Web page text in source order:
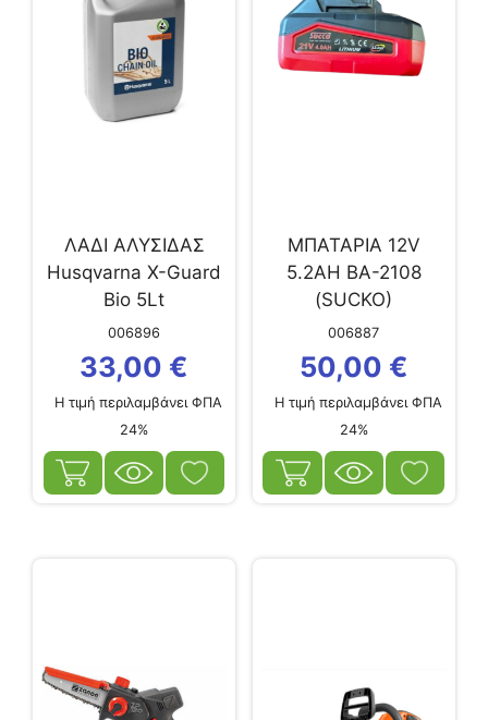
ΛΑΔΙ ΑΛΥΣΙΔΑΣ
Husqvarna X-Guard
Bio 5Lt
006896
33,00 €
Η τιμή περιλαμβάνει ΦΠΑ
24%
ΜΠΑΤΑΡΙΑ 12V
5.2AH BA-2108
(SUCKO)
006887
50,00 €
Η τιμή περιλαμβάνει ΦΠΑ
24%